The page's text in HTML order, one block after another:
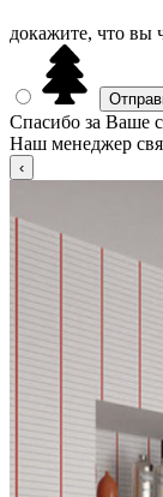
докажите, что вы
Спасибо за Ваше
Наш менеджер